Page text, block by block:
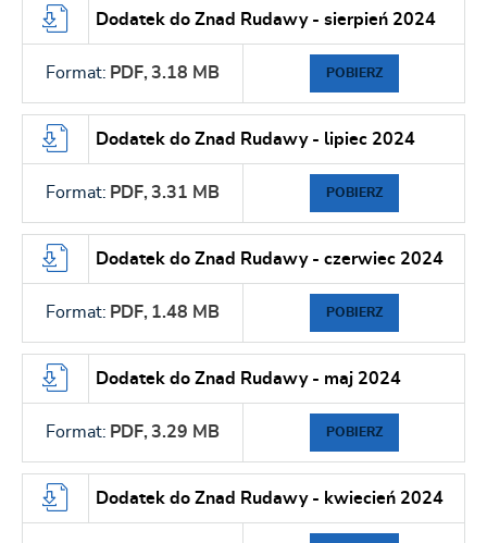
Dodatek do Znad Rudawy - sierpień 2024
Format: PDF, 3.18 MB POBIERZ
Dodatek do Znad Rudawy - lipiec 2024
Format: PDF, 3.31 MB POBIERZ
Dodatek do Znad Rudawy - czerwiec 2024
Format: PDF, 1.48 MB POBIERZ
Dodatek do Znad Rudawy - maj 2024
Format: PDF, 3.29 MB POBIERZ
Dodatek do Znad Rudawy - kwiecień 2024